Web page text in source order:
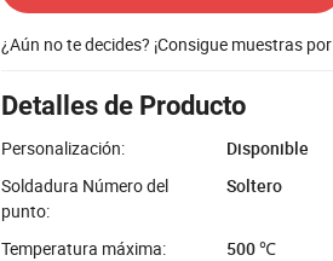
¿Aún no te decides? ¡Consigue muestras por
Detalles de Producto
Personalización:
Disponible
Soldadura Número del
punto:
Soltero
Temperatura máxima: 500 ℃